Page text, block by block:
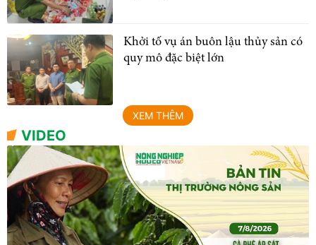
Khởi tố vụ án buôn lậu thủy sản có
quy mô đặc biệt lớn
XEM THÊM
VIDEO